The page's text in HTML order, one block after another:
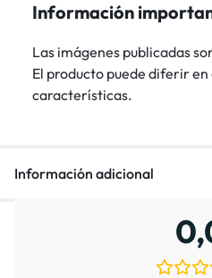
Información
Las imágenes publicadas
El producto puede diferir
características.
Información adicional